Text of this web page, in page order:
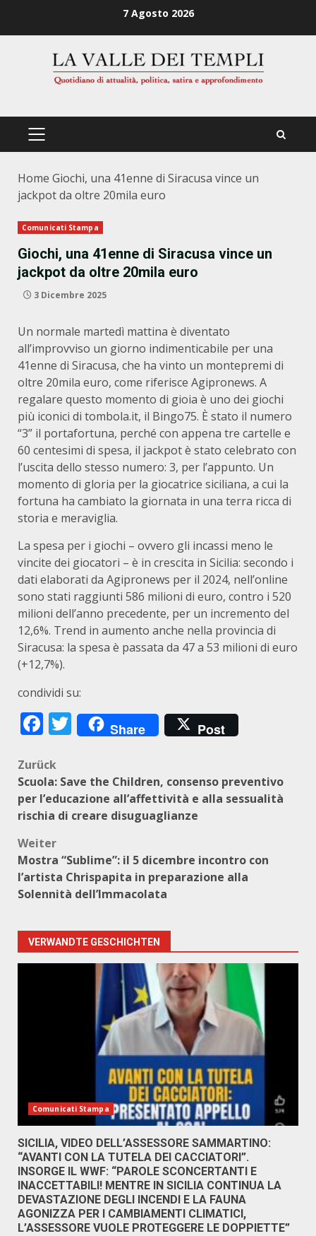
7 Agosto 2026
PRIMÄRES
Home Giochi, una 41enne di Siracusa vince un
jackpot da oltre 20mila euro
Comunicati Stampa
Giochi, una 41enne di Siracusa vince un
jackpot da oltre 20mila euro
3 Dicembre 2025
Un normale martedì mattina è diventato
all’improvviso un giorno indimenticabile per una
41enne di Siracusa, che ha vinto un montepremi di
oltre 20mila euro, come riferisce Agipronews. A
regalare questo momento di gioia è uno dei giochi
più iconici di tombola.it, il Bingo75. È stato il numero
“3” il portafortuna, perché con appena tre cartelle e
60 centesimi di spesa, il jackpot è stato celebrato con
l’uscita dello stesso numero: 3, per l’appunto. Un
momento di gloria per la giocatrice siciliana, a cui la
fortuna ha cambiato la giornata in una terra ricca di
storia e meraviglia.
La spesa per i giochi – ovvero gli incassi meno le
vincite dei giocatori – è in crescita in Sicilia: secondo i
dati elaborati da Agipronews per il 2024, nell’online
sono stati raggiunti 586 milioni di euro, contro i 520
milioni dell’anno precedente, per un incremento del
12,6%. Trend in aumento anche nella provincia di
Siracusa: la spesa è passata da 47 a 53 milioni di euro
(+12,7%).
condividi su:
Facebook
Twitter
Share Post
Beitragsnavigation
Zurück
Scuola: Save the Children, consenso preventivo
per l’educazione all’affettività e alla sessualità
rischia di creare disuguaglianze
Weiter
Mostra “Sublime”: il 5 dicembre incontro con
l’artista Chrispapita in preparazione alla
Solennità dell’Immacolata
VERWANDTE GESCHICHTEN
Comunicati Stampa
SICILIA, VIDEO DELL’ASSESSORE SAMMARTINO:
“AVANTI CON LA TUTELA DEI CACCIATORI”.
INSORGE IL WWF: “PAROLE SCONCERTANTI E
INACCETTABILI! MENTRE IN SICILIA CONTINUA LA
DEVASTAZIONE DEGLI INCENDI E LA FAUNA
AGONIZZA PER I CAMBIAMENTI CLIMATICI,
L’ASSESSORE VUOLE PROTEGGERE LE DOPPIETTE”